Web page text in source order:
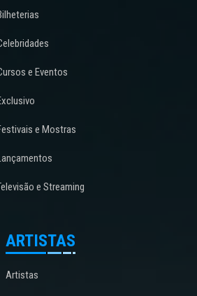
e Eventos
e Mostras
e Streaming
ARTISTAS
Artistas